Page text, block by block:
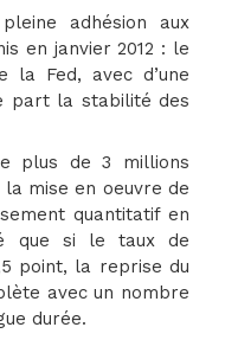
adhésion aux
en janvier 2012 : le
la Fed, avec d’une
part la stabilité des
plus de 3 millions
mise en oeuvre de
quantitatif en
que si le taux de
point, la reprise du
avec un nombre
durée.